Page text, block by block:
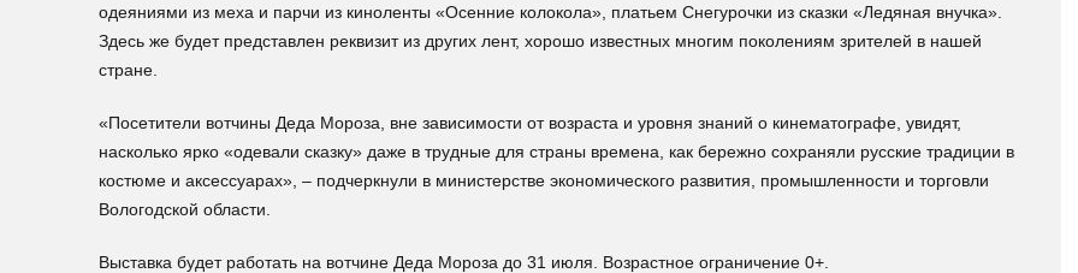
одеяниями из меха и парчи из киноленты «Осенние колокола», платьем Снегурочки из сказки «Ледяная внучка».
Здесь же будет представлен реквизит из других лент, хорошо известных многим поколениям зрителей в нашей
стране.
«Посетители вотчины Деда Мороза, вне зависимости от возраста и уровня знаний о кинематографе, увидят,
насколько ярко «одевали сказку» даже в трудные для страны времена, как бережно сохраняли русские традиции в
костюме и аксессуарах», – подчеркнули в министерстве экономического развития, промышленности и торговли
Вологодской области.
Выставка будет работать на вотчине Деда Мороза до 31 июля. Возрастное ограничение 0+.